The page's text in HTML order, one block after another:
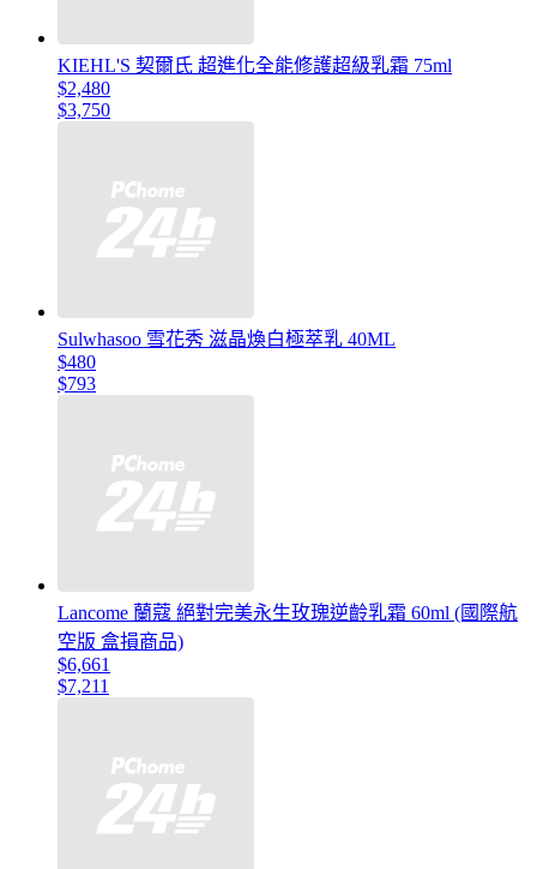
KIEHL'S 契爾氏 超進化全能修護超級乳霜 75ml
$2,480
$3,750
Sulwhasoo 雪花秀 滋晶煥白極萃乳 40ML
$480
$793
Lancome 蘭蔻 絕對完美永生玫瑰逆齡乳霜 60ml (國際航
空版 盒損商品)
$6,661
$7,211